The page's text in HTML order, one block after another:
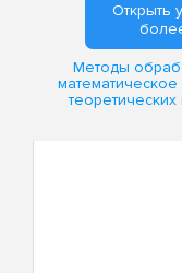
Открыть
Методы